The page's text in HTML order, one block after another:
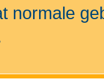
normale